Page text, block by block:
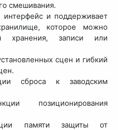
смешивания.
и поддерживает
которое можно
хранения, записи или
сцен и гибкий
сброса к заводским
позиционирования
памяти защиты от